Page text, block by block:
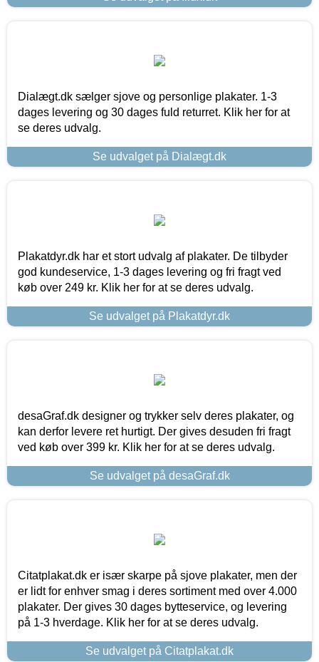
Dialægt.dk sælger sjove og personlige plakater. 1-3
dages levering og 30 dages fuld returret. Klik her for at
se deres udvalg.
Se udvalget på Dialægt.dk
Plakatdyr.dk har et stort udvalg af plakater. De tilbyder
god kundeservice, 1-3 dages levering og fri fragt ved
køb over 249 kr. Klik her for at se deres udvalg.
Se udvalget på Plakatdyr.dk
desaGraf.dk designer og trykker selv deres plakater, og
kan derfor levere ret hurtigt. Der gives desuden fri fragt
ved køb over 399 kr. Klik her for at se deres udvalg.
Se udvalget på desaGraf.dk
Citatplakat.dk er især skarpe på sjove plakater, men der
er lidt for enhver smag i deres sortiment med over 4.000
plakater. Der gives 30 dages bytteservice, og levering
på 1-3 hverdage. Klik her for at se deres udvalg.
Se udvalget på Citatplakat.dk